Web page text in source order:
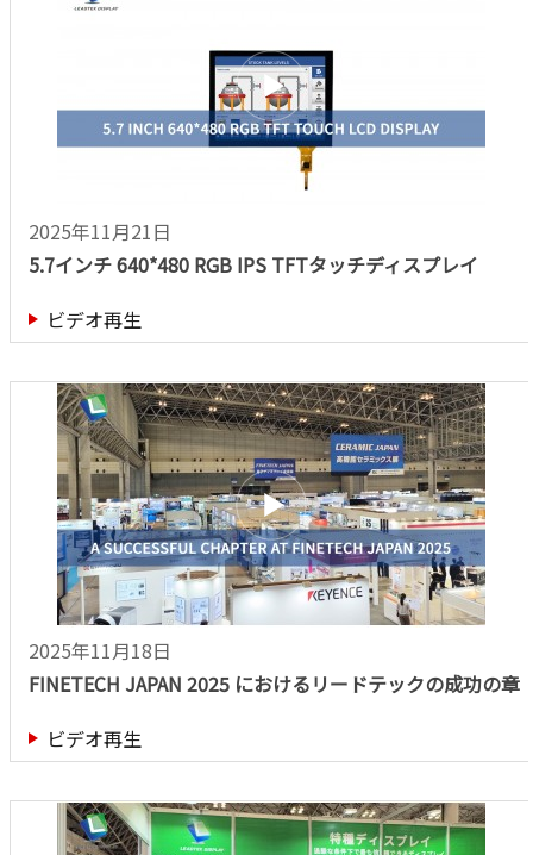
2025年11月21日
5.7インチ 640*480 RGB IPS TFTタッチディスプレイ
ビデオ再生
2025年11月18日
FINETECH JAPAN 2025 におけるリードテックの成功の章
ビデオ再生